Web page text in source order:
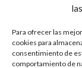
Para ofrecer las
cookies para
consentimiento de
comportamiento de
Síguenos en:
linkedintwitter